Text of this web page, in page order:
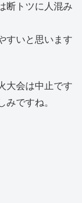
断トツに人混み
すいと思います
大会は中止です
ですね。